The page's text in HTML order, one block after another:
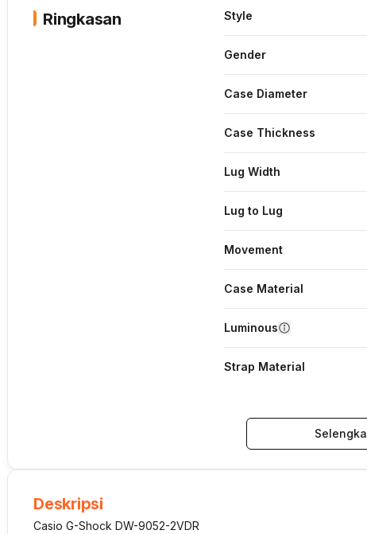
Ringkasan
Style
Gender
Case Diameter
Case Thickness
Lug Width
Lug to Lug
Movement
Case Material
Luminous
Strap Material
Deskripsi
Casio G-Shock DW-9052-2VDR